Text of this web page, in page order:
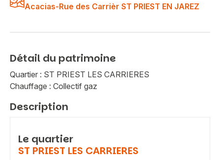
Acacias-Rue des Carrièr ST PRIEST EN JAREZ
Détail du patrimoine
Quartier : ST PRIEST LES CARRIERES
Chauffage : Collectif gaz
Description
Le quartier
ST PRIEST LES CARRIERES